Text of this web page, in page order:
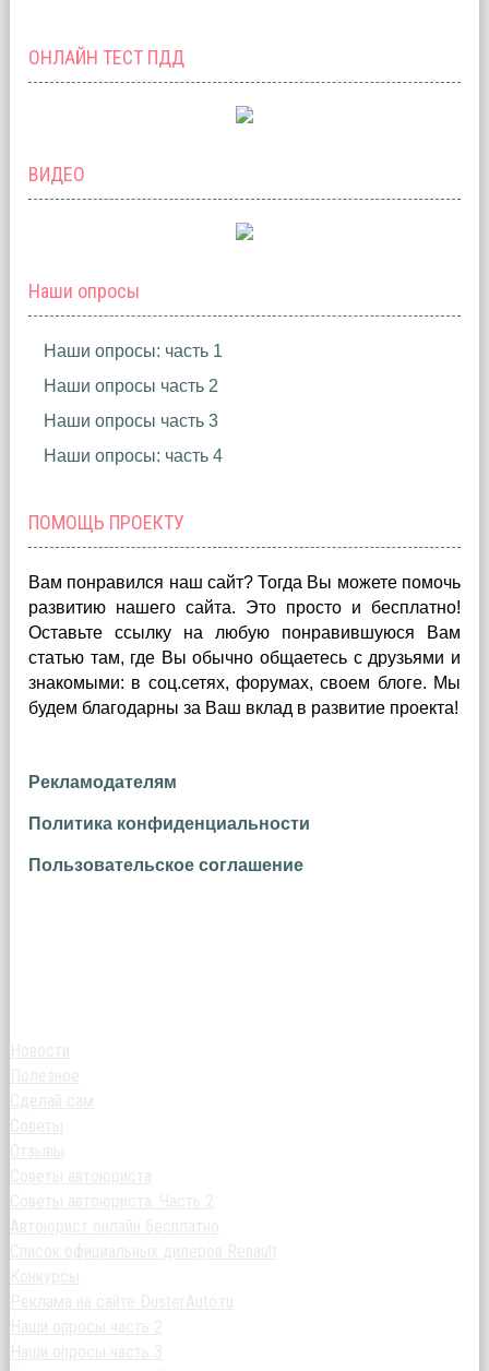
ОНЛАЙН ТЕСТ ПДД
ВИДЕО
Наши опросы
Наши опросы: часть 1
Наши опросы часть 2
Наши опросы часть 3
Наши опросы: часть 4
ПОМОЩЬ ПРОЕКТУ
Вам понравился наш сайт? Тогда Вы можете помочь
развитию нашего сайта. Это просто и бесплатно!
Оставьте ссылку на любую понравившуюся Вам
статью там, где Вы обычно общаетесь с друзьями и
знакомыми: в соц.сетях, форумах, своем блоге. Мы
будем благодарны за Ваш вклад в развитие проекта!
Рекламодателям
Политика конфиденциальности
Пользовательское соглашение